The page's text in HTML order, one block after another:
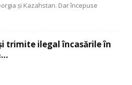
și Kazahstan. Dar începuse
trimite ilegal încasările în